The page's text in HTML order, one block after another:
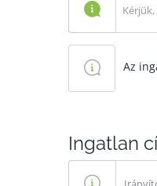
Az
Ingatlan